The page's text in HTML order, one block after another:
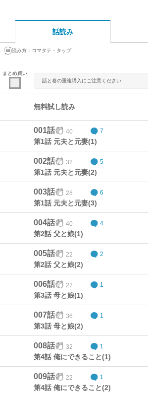
話読み
読み方： コマタテ・タップ
まとめ買い
話と巻の重複購入にご注意ください
無料試し読み
001話 40 7
第1話 元夫と元妻(1)
002話 32 5
第1話 元夫と元妻(2)
003話 28 6
第1話 元夫と元妻(3)
004話 40 4
第2話 父と娘(1)
005話 22 2
第2話 父と娘(2)
006話 27 1
第3話 母と娘(1)
007話 36 1
第3話 母と娘(2)
008話 32 1
第4話 俺にできること(1)
009話 22 1
第4話 俺にできること(2)